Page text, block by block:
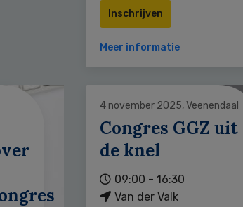
Inschrijven
Meer informatie
4 november 2025, Veenendaal
Congres GGZ uit
de knel
09:00 - 16:30
Van der Valk